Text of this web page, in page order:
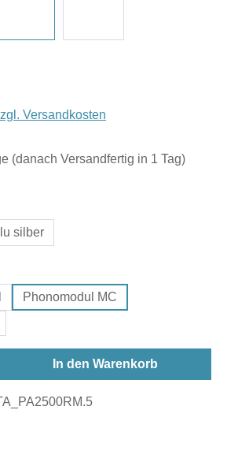
Versandkosten
(danach Versandfertig in 1 Tag)
silber
Phonomodul MC
In den Warenkorb